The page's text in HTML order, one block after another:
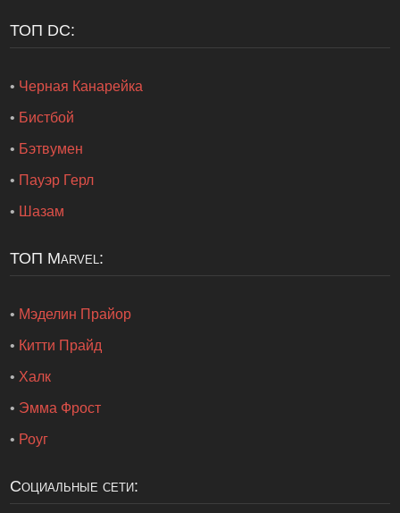
ТОП DC:
• Черная Канарейка
• Бистбой
• Бэтвумен
• Пауэр Герл
• Шазам
ТОП Marvel:
• Мэделин Прайор
• Китти Прайд
• Халк
• Эмма Фрост
• Роуг
Социальные сети: